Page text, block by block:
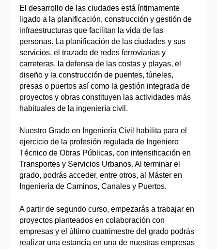
El desarrollo de las ciudades está íntimamente
ligado a la planificación, construcción y gestión de
infraestructuras que facilitan la vida de las
personas. La planificación de las ciudades y sus
servicios, el trazado de redes ferroviarias y
carreteras, la defensa de las costas y playas, el
diseño y la construcción de puentes, túneles,
presas o puertos así como la gestión integrada de
proyectos y obras constituyen las actividades más
habituales de la ingeniería civil.
Nuestro Grado en Ingeniería Civil habilita para el
ejercicio de la profesión regulada de Ingeniero
Técnico de Obras Públicas, con intensificación en
Transportes y Servicios Urbanos. Al terminar el
grado, podrás acceder, entre otros, al Máster en
Ingeniería de Caminos, Canales y Puertos.
A partir de segundo curso, empezarás a trabajar en
proyectos planteados en colaboración con
empresas y el último cuatrimestre del grado podrás
realizar una estancia en una de nuestras empresas